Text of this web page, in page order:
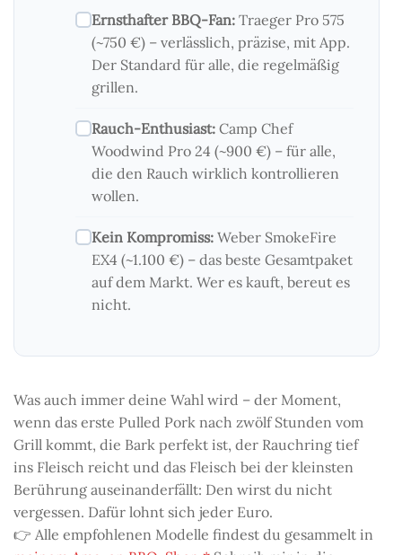
Ernsthafter BBQ-Fan: Traeger Pro 575
(~750 €) – verlässlich, präzise, mit App.
Der Standard für alle, die regelmäßig
grillen.
Rauch-Enthusiast: Camp Chef
Woodwind Pro 24 (~900 €) – für alle,
die den Rauch wirklich kontrollieren
wollen.
Kein Kompromiss: Weber SmokeFire
EX4 (~1.100 €) – das beste Gesamtpaket
auf dem Markt. Wer es kauft, bereut es
nicht.
Was auch immer deine Wahl wird – der Moment,
wenn das erste Pulled Pork nach zwölf Stunden vom
Grill kommt, die Bark perfekt ist, der Rauchring tief
ins Fleisch reicht und das Fleisch bei der kleinsten
Berührung auseinanderfällt: Den wirst du nicht
vergessen. Dafür lohnt sich jeder Euro.
👉 Alle empfohlenen Modelle findest du gesammelt in